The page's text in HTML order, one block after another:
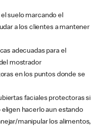
suelo marcando el
a los clientes a mantener
adecuadas para el
mostrador
en los puntos donde se
faciales protectoras si
eligen hacerlo aun estando
manipular los alimentos,